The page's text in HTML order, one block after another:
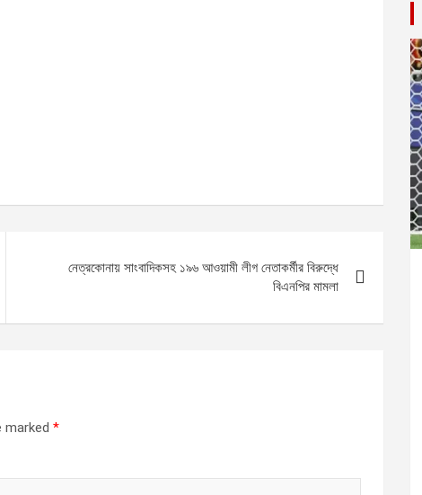
নেত্রকোনায় সাংবাদিকসহ ১৯৬ আওয়ামী লীগ নেতাকর্মীর বিরুদ্ধে
বিএনপির মামলা
marked *